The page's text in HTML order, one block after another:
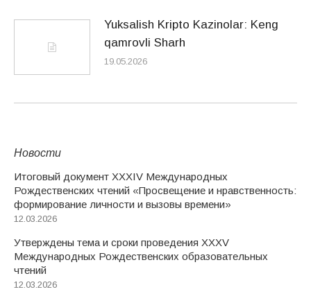
Yuksalish Kripto Kazinolar: Keng
qamrovli Sharh
19.05.2026
Новости
Итоговый документ XXХIV Международных
Рождественских чтений «Просвещение и нравственность:
формирование личности и вызовы времени»
12.03.2026
Утверждены тема и сроки проведения XXXV
Международных Рождественских образовательных
чтений
12.03.2026